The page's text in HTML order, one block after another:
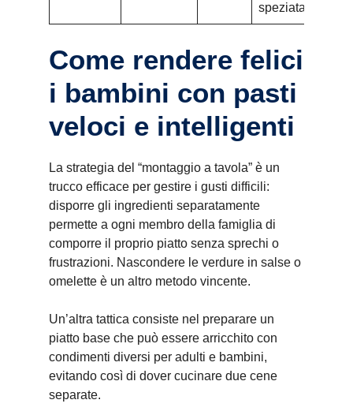
speziata
Come rendere felici
i bambini con pasti
veloci e intelligenti
La strategia del “montaggio a tavola” è un
trucco efficace per gestire i gusti difficili:
disporre gli ingredienti separatamente
permette a ogni membro della famiglia di
comporre il proprio piatto senza sprechi o
frustrazioni. Nascondere le verdure in salse o
omelette è un altro metodo vincente.
Un’altra tattica consiste nel preparare un
piatto base che può essere arricchito con
condimenti diversi per adulti e bambini,
evitando così di dover cucinare due cene
separate.